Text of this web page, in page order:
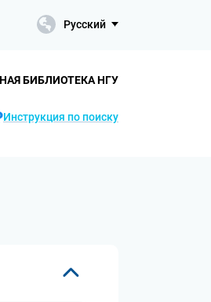
Русский
БИБЛИОТЕКА НГУ
Инструкция по поиску